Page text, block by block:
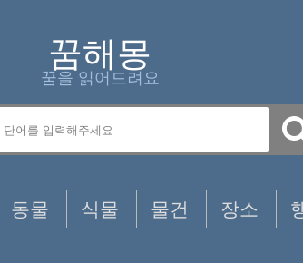
꿈해몽
꿈을 읽어드려요
동물 식물 물건 장소